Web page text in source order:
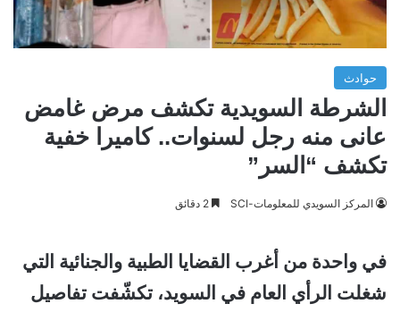
حوادث
الشرطة السويدية تكشف مرض غامض
عانى منه رجل لسنوات.. كاميرا خفية
تكشف “السر”
المركز السويدي للمعلومات-SCI
في واحدة من أغرب القضايا الطبية والجنائية التي
شغلت الرأي العام في السويد، تكشّفت تفاصيل